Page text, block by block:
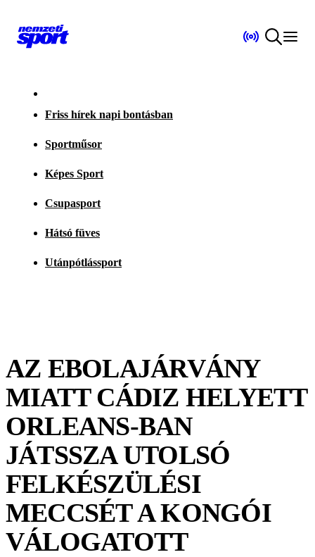
Friss hírek napi bontásban
Sportműsor
Képes Sport
Csupasport
Hátsó füves
Utánpótlássport
AZ EBOLAJÁRVÁNY
MIATT CÁDIZ HELYETT
ORLEANS-BAN
JÁTSSZA UTOLSÓ
FELKÉSZÜLÉSI
MECCSÉT A KONGÓI
VÁLOGATOTT